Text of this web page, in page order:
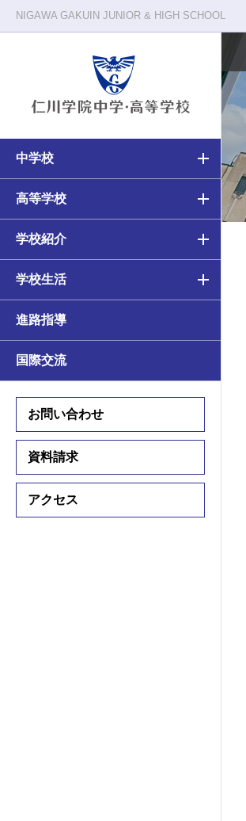
NIGAWA GAKUIN JUNIOR & HIGH SCHOOL
中学・高等学校の教育
中学校（6ヵ年）カリキュラム
アカデミアコース
カルティベーションコース
学習支援
国際交流プログラム
中学入試情報
高等学校の教育
高校（3ヵ年）カリキュラム
アカデミアコース
カルティベーションコース／
カルティベーションSコース
国際交流プログラム
高校入試情報
校長メッセージ
教育原理
施設・環境
仁川学院の一日
クラブ活動
年間行事
中学校
高等学校
学校紹介
学校生活
進路指導
国際交流
お問い合わせ
資料請求
アクセス